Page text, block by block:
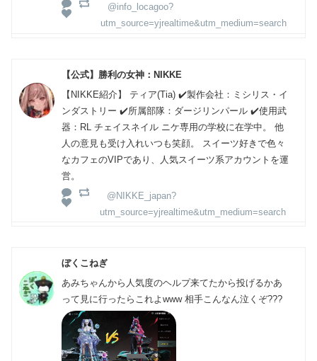
@info_locagoo?
utm_source=yjrealtime&utm_medium=search
【公式】勝利の女神：NIKKE
【NIKKE紹介】 ティア(Tia) ✔️製作会社：ミシリス・イ
ンダストリー ✔️所属部隊：ダージリンパール ✔️使用武
器：RL チェイスネイル ニケ専用の学校に在学中。 他
人の意見も受け入れいつも笑顔。 スイーツ好きで色々
なカフェのVIPであり、人気スイーツ系アカウントを運
営。
@NIKKE_japan?
utm_source=yjrealtime&utm_medium=search
ぼくこねぎ
あみちゃんから人気度のヘルプ来てたから投げるかあ
って見に行ったらこれよwww 相手こんなん泣くぞ???